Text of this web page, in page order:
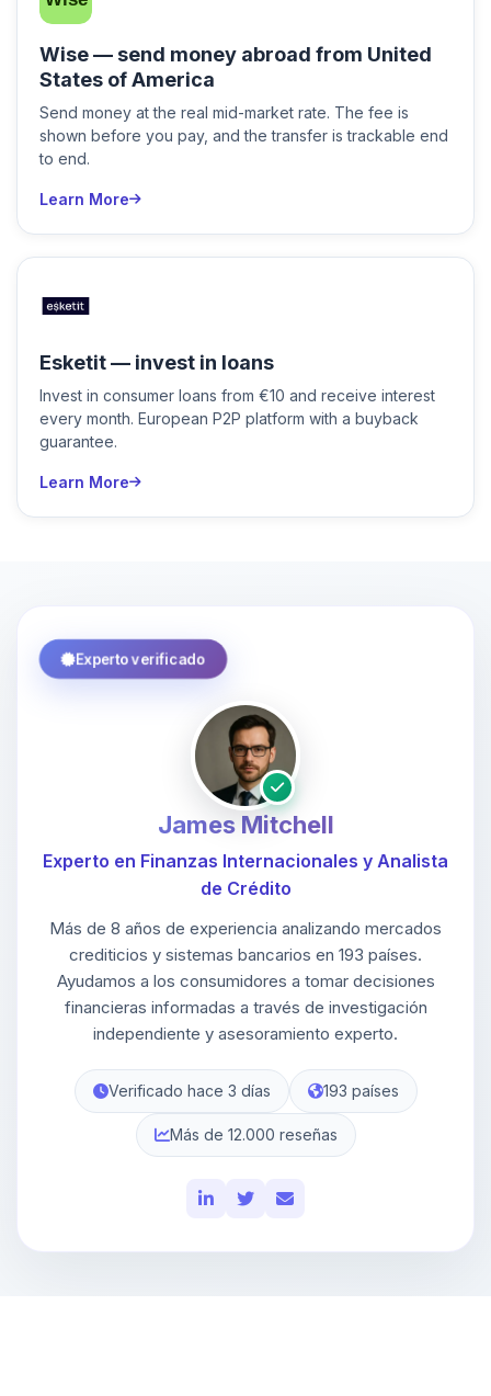
Wise — send money abroad from United
States of America
Send money at the real mid-market rate. The fee is
shown before you pay, and the transfer is trackable end
to end.
Learn More
Esketit — invest in loans
Invest in consumer loans from €10 and receive interest
every month. European P2P platform with a buyback
guarantee.
Learn More
Experto verificado
James Mitchell
Experto en Finanzas Internacionales y Analista
de Crédito
Más de 8 años de experiencia analizando mercados
crediticios y sistemas bancarios en 193 países.
Ayudamos a los consumidores a tomar decisiones
financieras informadas a través de investigación
independiente y asesoramiento experto.
Verificado hace 3 días 193 países
Más de 12.000 reseñas